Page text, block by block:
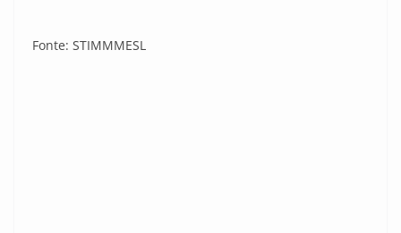
Fonte: STIMMMESL